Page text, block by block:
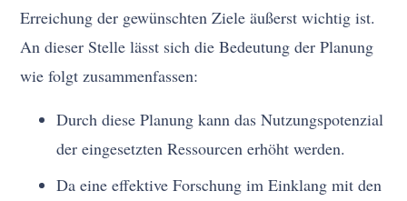
Erreichung der gewünschten Ziele äußerst wichtig ist.
An dieser Stelle lässt sich die Bedeutung der Planung
wie folgt zusammenfassen:
Durch diese Planung kann das Nutzungspotenzial
der eingesetzten Ressourcen erhöht werden.
Da eine effektive Forschung im Einklang mit den